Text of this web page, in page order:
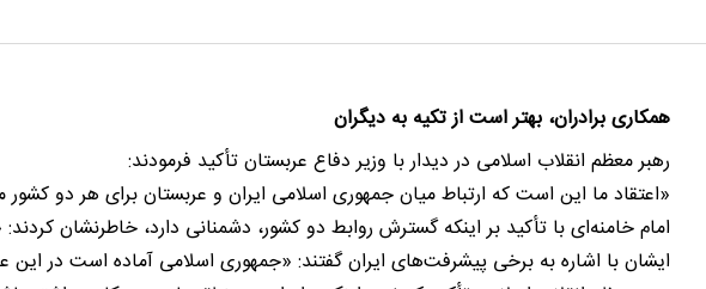
همکاری برادران، بهتر است از تکیه به دیگران
رهبر معظم انقلاب اسلامی در دیدار با وزیر دفاع عربستان تأکید فرمودند:
«اعتقاد ما این است که ارتباط میان جمهوری اسلامی ایران و عربستان برای هر دو
امام خامنه‌ای با تأکید بر اینکه گسترش روابط دو کشور، دشمنانی دارد، خاطرنشان
ایشان با اشاره به برخی پیشرفت‌های ایران گفتند: «جمهوری اسلامی آماده است در